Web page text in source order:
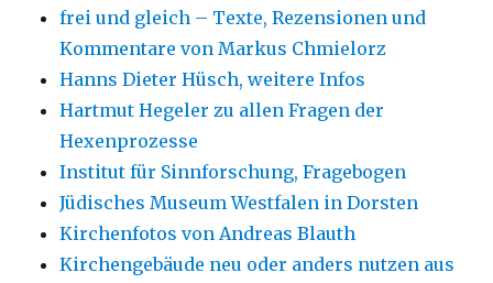
frei und gleich – Texte, Rezensionen und
Kommentare von Markus Chmielorz
Hanns Dieter Hüsch, weitere Infos
Hartmut Hegeler zu allen Fragen der
Hexenprozesse
Institut für Sinnforschung, Fragebogen
Jüdisches Museum Westfalen in Dorsten
Kirchenfotos von Andreas Blauth
Kirchengebäude neu oder anders nutzen aus